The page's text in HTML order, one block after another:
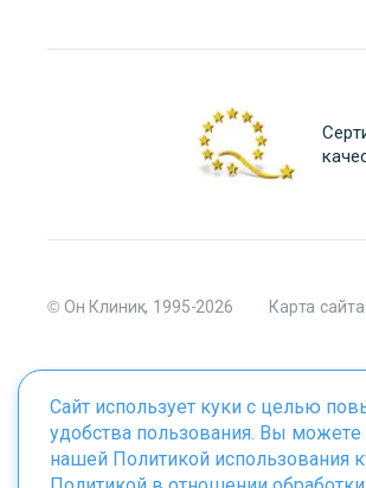
© Он Клиник, 1995-2026 Карта сайта
Материалы сайта являются
Сайт использует куки с целью
удобства пользования. Вы можете
нашей Политикой использования